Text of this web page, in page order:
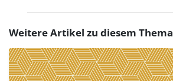
Weitere Artikel zu diesem Thema